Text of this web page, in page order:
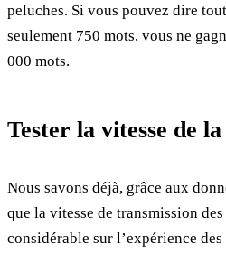
peluches. Si vous pouvez dire
seulement 750 mots, vous ne
000 mots.
Tester la vitesse de la
Nous savons déjà, grâce aux
que la vitesse de transmission
considérable sur l’expérience